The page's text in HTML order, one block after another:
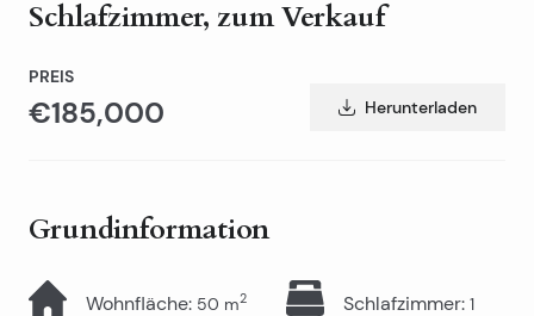
Schlafzimmer, zum Verkauf
PREIS
€185,000 Herunterladen
Grundinformation
Wohnfläche: 50 m2 Schlafzimmer: 1